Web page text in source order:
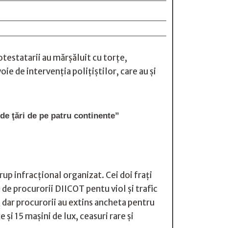
au mărșăluit cu torțe,
de intervenția polițiștilor, care au și
ţări de pe patru continente”
infracțional organizat. Cei doi frați
procurorii DIICOT pentu viol și trafic
procurorii au extins ancheta pentru
15 mașini de lux, ceasuri rare și